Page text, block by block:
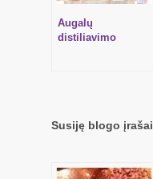
Augalų
distiliavimo
Susiję blogo įrašai